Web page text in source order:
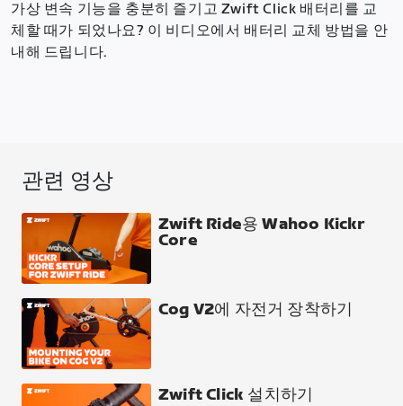
가상 변속 기능을 충분히 즐기고 Zwift Click 배터리를 교
체할 때가 되었나요? 이 비디오에서 배터리 교체 방법을 안
내해 드립니다.
관련 영상
Zwift Ride용 Wahoo Kickr
Core
Cog V2에 자전거 장착하기
Zwift Click 설치하기